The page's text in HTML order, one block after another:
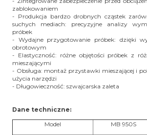
zablokowaniem
- Produkcja bardzo drobnych cząstek
suchych mediach: precyzyjne analizy
próbek
- Wydajne przygotowanie próbek: dzięki
obrotowym
- Elastyczność: różne objętości próbek z
mieszającymi
- Obsługa: montaż przystawki mieszającej i
użycia narzędzi
- Długowieczność: szwajcarska zaleta
Dane techniczne:
Model
MB 950S